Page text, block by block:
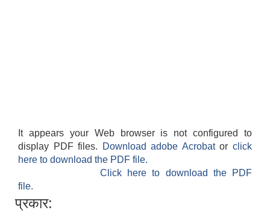
It appears your Web browser is not configured to
display PDF files.
Download adobe Acrobatorclick
here to download the PDF file.
Click here to download the PDF
file.
प्रकार: